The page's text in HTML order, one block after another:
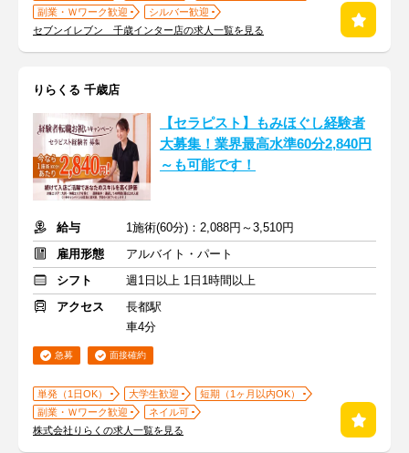
副業・Ｗワーク歓迎
シルバー歓迎
セブンイレブン 千歳インター店の求人一覧を見る
りらくる 千歳店
【セラピスト】もみほぐし経験者
大募集！業界最高水準60分2,840円
～も可能です！
給与
1施術(60分)：2,088円～3,510円
雇用形態
アルバイト・パート
シフト
週1日以上 1日1時間以上
アクセス
長都駅
車4分
急募 面接確約
単発（1日OK） 大学生歓迎
短期（1ヶ月以内OK）
副業・Ｗワーク歓迎
ネイル可
株式会社りらくの求人一覧を見る